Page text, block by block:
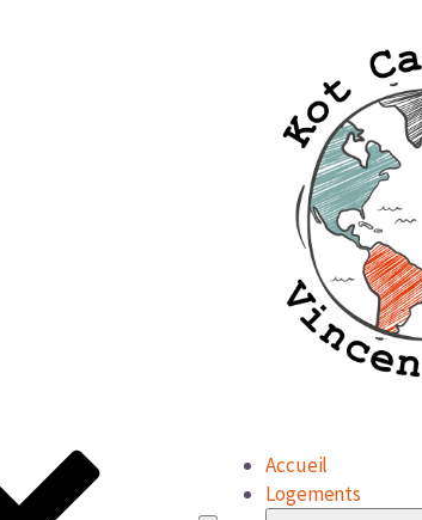
Accueil
Logements